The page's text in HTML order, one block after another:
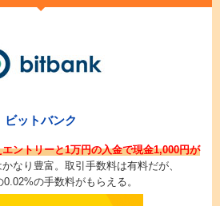
ビットバンク
ントリーと1万円の入金で現金1,000円が
なり豊富。取引手数料は有料だが、
の手数料がもらえる。